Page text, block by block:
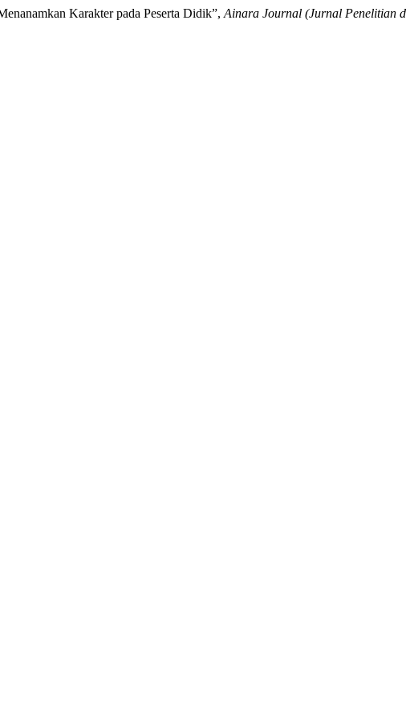
Karakter pada Peserta Didik”, Ainara Journal (Jurnal Penelitian